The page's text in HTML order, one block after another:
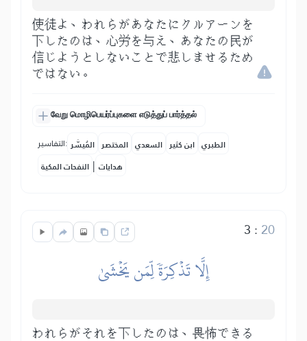
使徒よ、われらがあなたにクルアーンを
下したのは、心労を与え、あなたの民が
信じようとしないことで悲しませるため
ではない。
வேறு மொழிபெயர்ப்புகளை எடுத்துப் பார்த்தல்
التفاسير: المُيسَّر المختصر السعدي ابن كثير الطبري
النفحات المكية | هدايات
3 : 20
إِلَّا تَذۡكِرَةٗ لِّمَن يَخۡشَىٰ
われらがそれを下したのは、畏怖できる